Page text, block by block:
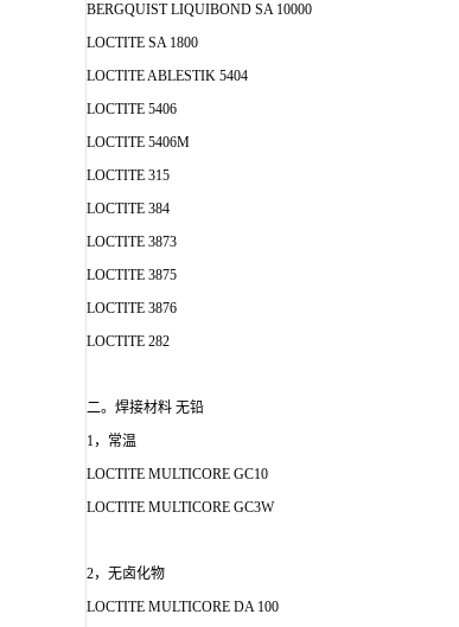
BERGQUIST LIQUIBOND SA 10000
LOCTITE SA 1800
LOCTITE ABLESTIK 5404
LOCTITE 5406
LOCTITE 5406M
LOCTITE 315
LOCTITE 384
LOCTITE 3873
LOCTITE 3875
LOCTITE 3876
LOCTITE 282
二。焊接材料 无铅
1，常温
LOCTITE MULTICORE GC10
LOCTITE MULTICORE GC3W
2，无卤化物
LOCTITE MULTICORE DA 100